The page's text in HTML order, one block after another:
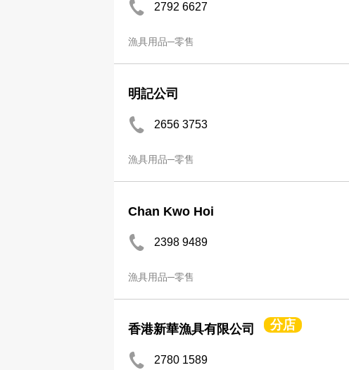
2792 6627
漁具用品─零售
明記公司
2656 3753
漁具用品─零售
Chan Kwo Hoi
2398 9489
漁具用品─零售
香港新華漁具有限公司 分店
2780 1589